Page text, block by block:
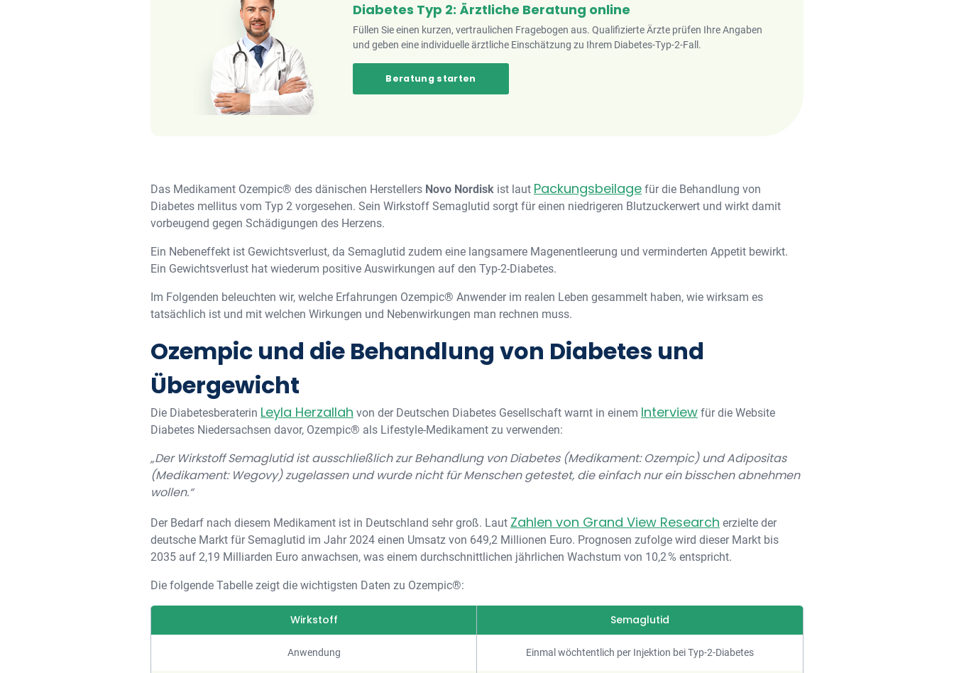
Diabetes Typ 2: Ärztliche Beratung online
Füllen Sie einen kurzen, vertraulichen Fragebogen aus. Qualifizierte Ärzte prüfen Ihre Angaben
und geben eine individuelle ärztliche Einschätzung zu Ihrem Diabetes-Typ-2-Fall.
Beratung starten
Das Medikament Ozempic® des dänischen Herstellers Novo Nordisk ist laut Packungsbeilage für die Behandlung von
Diabetes mellitus vom Typ 2 vorgesehen. Sein Wirkstoff Semaglutid sorgt für einen niedrigeren Blutzuckerwert und wirkt damit
vorbeugend gegen Schädigungen des Herzens.
Ein Nebeneffekt ist Gewichtsverlust, da Semaglutid zudem eine langsamere Magenentleerung und verminderten Appetit bewirkt.
Ein Gewichtsverlust hat wiederum positive Auswirkungen auf den Typ-2-Diabetes.
Im Folgenden beleuchten wir, welche Erfahrungen Ozempic® Anwender im realen Leben gesammelt haben, wie wirksam es
tatsächlich ist und mit welchen Wirkungen und Nebenwirkungen man rechnen muss.
Ozempic und die Behandlung von Diabetes und
Übergewicht
Die Diabetesberaterin Leyla Herzallah von der Deutschen Diabetes Gesellschaft warnt in einem Interview für die Website
Diabetes Niedersachsen davor, Ozempic® als Lifestyle-Medikament zu verwenden:
„Der Wirkstoff Semaglutid ist ausschließlich zur Behandlung von Diabetes (Medikament: Ozempic) und Adipositas
(Medikament: Wegovy) zugelassen und wurde nicht für Menschen getestet, die einfach nur ein bisschen abnehmen
wollen.“
Der Bedarf nach diesem Medikament ist in Deutschland sehr groß. Laut Zahlen von Grand View Research erzielte der
deutsche Markt für Semaglutid im Jahr 2024 einen Umsatz von 649,2 Millionen Euro. Prognosen zufolge wird dieser Markt bis
2035 auf 2,19 Milliarden Euro anwachsen, was einem durchschnittlichen jährlichen Wachstum von 10,2 % entspricht.
Die folgende Tabelle zeigt die wichtigsten Daten zu Ozempic®:
Wirkstoff Semaglutid
Anwendung Einmal wöchtentlich per Injektion bei Typ-2-Diabetes